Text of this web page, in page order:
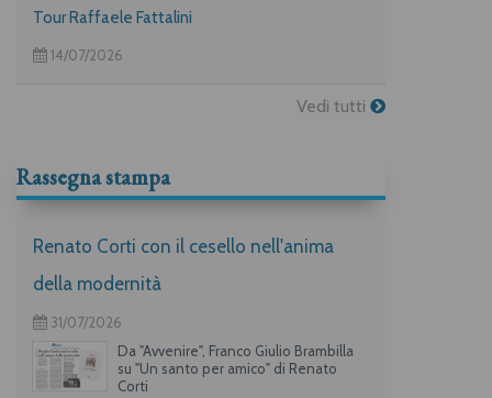
Tour Raffaele Fattalini
14/07/2026
Vedi tutti
Rassegna stampa
Renato Corti con il cesello nell'anima
della modernità
31/07/2026
Da "Avvenire", Franco Giulio Brambilla
su "Un santo per amico" di Renato
Corti